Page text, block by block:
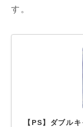
す。
【PS】ダブル